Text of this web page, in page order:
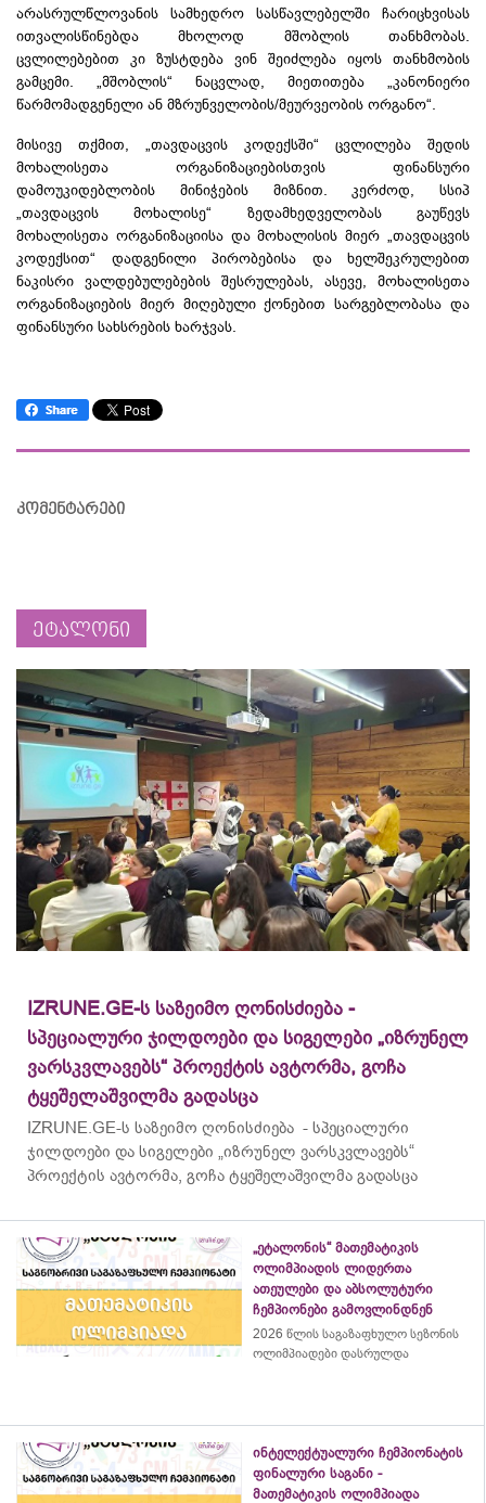
არასრულწლოვანის სამხედრო სასწავლებელში ჩარიცხვისას
ითვალისწინებდა მხოლოდ მშობლის თანხმობას.
ცვლილებებით კი ზუსტდება ვინ შეიძლება იყოს თანხმობის
გამცემი. „მშობლის“ ნაცვლად, მიეთითება „კანონიერი
წარმომადგენელი ან მზრუნველობის/მეურვეობის ორგანო“.
მისივე თქმით, „თავდაცვის კოდექსში“ ცვლილება შედის
მოხალისეთა ორგანიზაციებისთვის ფინანსური
დამოუკიდებლობის მინიჭების მიზნით. კერძოდ, სსიპ
„თავდაცვის მოხალისე“ ზედამხედველობას გაუწევს
მოხალისეთა ორგანიზაციისა და მოხალისის მიერ „თავდაცვის
კოდექსით“ დადგენილი პირობებისა და ხელშეკრულებით
ნაკისრი ვალდებულებების შესრულებას, ასევე, მოხალისეთა
ორგანიზაციების მიერ მიღებული ქონებითსარგებლობასა და
ფინანსური სახსრების ხარჯვას.
კომენტარები
ეტალონი
IZRUNE.GE-ს საზეიმო ღონისძიება -
სპეციალური ჯილდოები და სიგელები „იზრუნელ
ვარსკვლავებს“ პროექტის ავტორმა, გოჩა
ტყეშელაშვილმა გადასცა
IZRUNE.GE-ს საზეიმო ღონისძიება - სპეციალური
ჯილდოები და სიგელები „იზრუნელ ვარსკვლავებს“
პროექტის ავტორმა, გოჩა ტყეშელაშვილმა გადასცა
„ეტალონის“ მათემატიკის
ოლიმპიადის ლიდერთა
ათეულები და აბსოლუტური
ჩემპიონები გამოვლინდნენ
2026 წლის საგაზაფხულო სეზონის
ოლიმპიადები დასრულდა
ინტელექტუალური ჩემპიონატის
ფინალური საგანი -
მათემატიკის ოლიმპიადა